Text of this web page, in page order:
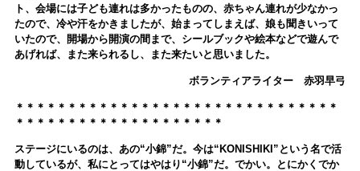
ト、会場には子ども連れは多かったものの、赤ちゃん連れが少なかっ
たので、冷や汗をかきましたが、始まってしまえば、娘も聞きいって
いたので、開場から開演の間まで、シールブックや絵本などで遊んで
あげれば、また来られるし、また来たいと思いました。
ボランティアライター 赤羽早弓
＊＊＊＊＊＊＊＊＊＊＊＊＊＊＊＊＊＊＊＊＊＊＊＊＊＊＊＊＊＊＊
＊＊＊＊＊＊＊＊＊＊＊＊＊＊＊＊＊＊＊＊
ステージにいるのは、あの“小錦”だ。今は“KONISHIKI”という名で活
動しているが、私にとってはやはり“小錦”だ。でかい。とにかくでか